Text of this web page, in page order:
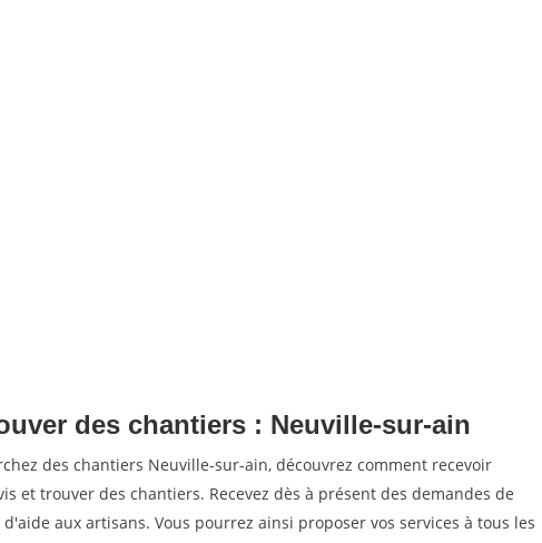
des chantiers : Neuville-sur-ain
des chantiers Neuville-sur-ain, découvrez comment recevoir
et trouver des chantiers. Recevez dès à présent des demandes de
aux artisans. Vous pourrez ainsi proposer vos services à tous les